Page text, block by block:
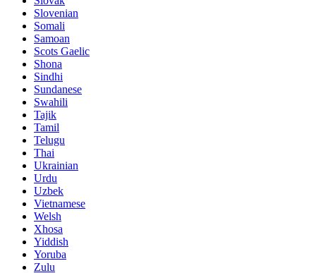
Slovenian
Somali
Samoan
Scots Gaelic
Shona
Sindhi
Sundanese
Swahili
Tajik
Tamil
Telugu
Thai
Ukrainian
Urdu
Uzbek
Vietnamese
Welsh
Xhosa
Yiddish
Yoruba
Zulu